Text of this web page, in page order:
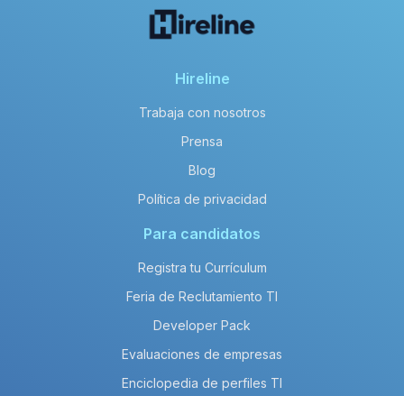
Hireline
Trabaja con nosotros
Prensa
Blog
Política de privacidad
Para candidatos
Registra tu Currículum
Feria de Reclutamiento TI
Developer Pack
Evaluaciones de empresas
Enciclopedia de perfiles TI